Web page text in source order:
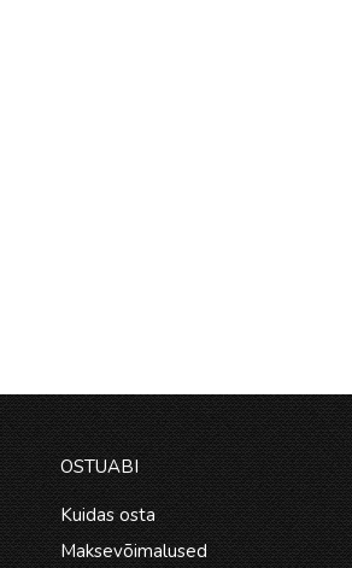
OSTUABI
Kuidas osta
Maksevõimalused